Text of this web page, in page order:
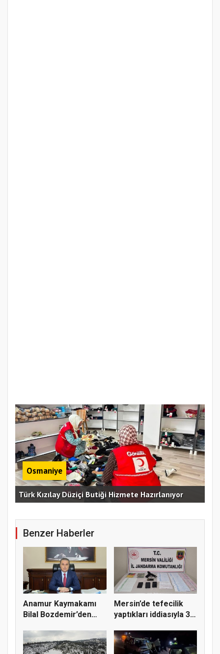
Osmaniye
Türk Kızılay Düziçi Butiği Hizmete Hazırlanıyor
Benzer Haberler
Anamur Kaymakamı
Bilal Bozdemir’den
Mersin’de tefecilik
yaptıkları iddiasıyla 3